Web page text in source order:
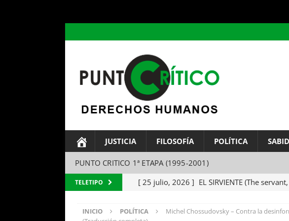
JUSTICIA FILOSOFÍA POLÍTICA
PUNTO CRITICO 1ª ETAPA (1995-2001)
TELETIPO [ 25 julio, 2026 ] EL SIRVIENTE (The
[ 24 julio, 2026 ] EL TEMA DEL INFINITO,
INICIO POLÍTICA
Michel Chossudovsky – Contra la